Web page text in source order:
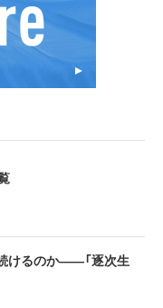
けるのか――「逐次生